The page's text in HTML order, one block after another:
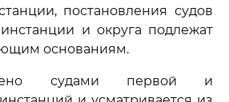
постановления судов
и округа подлежат
основаниям.
судами первой и